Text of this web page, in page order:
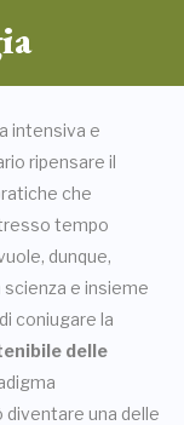
intensiva e
ripensare il
che
tempo
dunque,
scienza e insieme
coniugare la
delle
una delle